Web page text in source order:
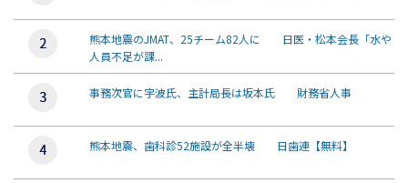
熊本地震のJMAT、25チーム82人に 日医・松本会長「水や
人員不足が課...
事務次官に宇波氏、主計局長は坂本氏 財務省人事
熊本地震、歯科診52施設が全半壊 日歯連【無料】